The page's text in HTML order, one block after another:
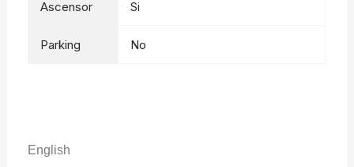
Ascensor Si
Parking No
English